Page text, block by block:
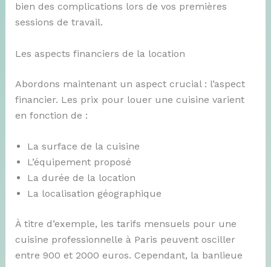
bien des complications lors de vos premières
sessions de travail.
Les aspects financiers de la location
Abordons maintenant un aspect crucial : l’aspect
financier. Les prix pour louer une cuisine varient
en fonction de :
La surface de la cuisine
L’équipement proposé
La durée de la location
La localisation géographique
À titre d’exemple, les tarifs mensuels pour une
cuisine professionnelle à Paris peuvent osciller
entre 900 et 2000 euros. Cependant, la banlieue